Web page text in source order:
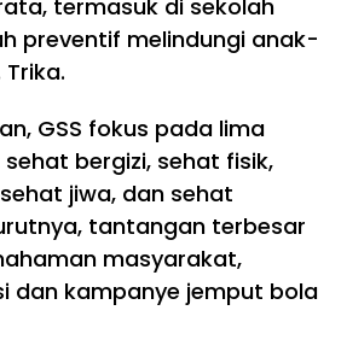
termasuk di sekolah
preventif melindungi anak-
GSS fokus pada lima
bergizi, sehat fisik,
jiwa, dan sehat
tantangan terbesar
masyarakat,
dan kampanye jemput bola